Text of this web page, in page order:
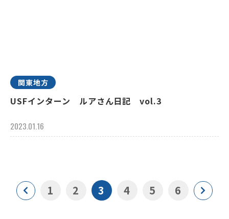
関東地方
USFインターン ルアさん日記 vol.3
2023.01.16
1 2 3 4 5 6